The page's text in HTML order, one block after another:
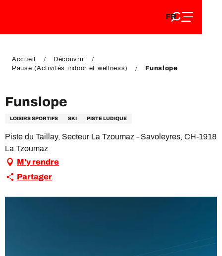
DE
FR
EN
Accueil
Découvrir
Pause (Activités indoor et wellness)
Funslope
Funslope
LOISIRS SPORTIFS SKI PISTE LUDIQUE
Piste du Taillay, Secteur La Tzoumaz - Savoleyres, CH-1918
La Tzoumaz
M'y rendre
Partager